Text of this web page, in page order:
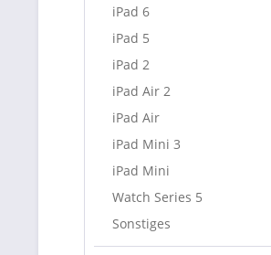
iPad 6
iPad 5
iPad 2
iPad Air 2
iPad Air
iPad Mini 3
iPad Mini
Watch Series 5
Sonstiges